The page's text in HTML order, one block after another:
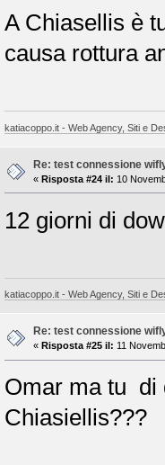
A Chiasellis è
causa rottura
katiacoppo.it - Web Agency, Siti e
Re: test connessione
« Risposta #24 il: 10
12 giorni di
katiacoppo.it - Web Agency, Siti e
Re: test connessione
« Risposta #25 il: 11
Omar ma tu di
Chiasiellis???